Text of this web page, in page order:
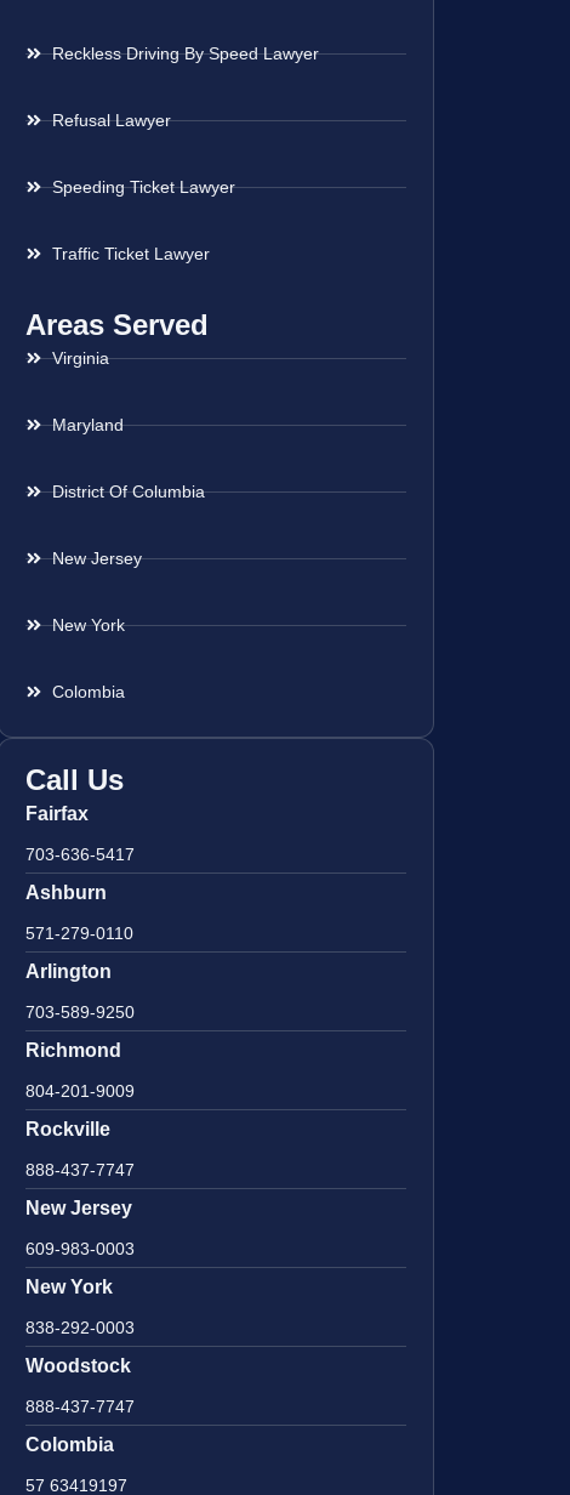
Reckless Driving By Speed Lawyer
Refusal Lawyer
Speeding Ticket Lawyer
Traffic Ticket Lawyer
Areas Served
Virginia
Maryland
District Of Columbia
New Jersey
New York
Colombia
Call Us
Fairfax
703-636-5417
Ashburn
571-279-0110
Arlington
703-589-9250
Richmond
804-201-9009
Rockville
888-437-7747
New Jersey
609-983-0003
New York
838-292-0003
Woodstock
888-437-7747
Colombia
57 63419197